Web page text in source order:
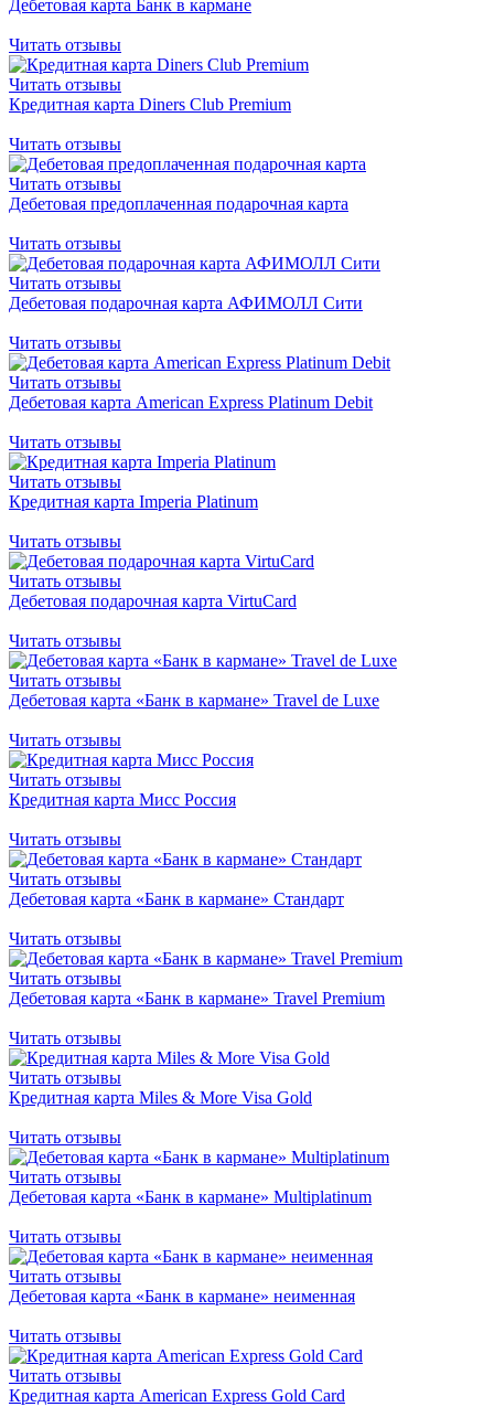
Дебетовая карта Банк в кармане
Читать отзывы
Читать отзывы
Кредитная карта Diners Club Premium
Читать отзывы
Читать отзывы
Дебетовая предоплаченная подарочная карта
Читать отзывы
Читать отзывы
Дебетовая подарочная карта АФИМОЛЛ Сити
Читать отзывы
Читать отзывы
Дебетовая карта American Express Platinum Debit
Читать отзывы
Читать отзывы
Кредитная карта Imperia Platinum
Читать отзывы
Читать отзывы
Дебетовая подарочная карта VirtuCard
Читать отзывы
Читать отзывы
Дебетовая карта «Банк в кармане» Travel de Luxe
Читать отзывы
Читать отзывы
Кредитная карта Мисс Россия
Читать отзывы
Читать отзывы
Дебетовая карта «Банк в кармане» Стандарт
Читать отзывы
Читать отзывы
Дебетовая карта «Банк в кармане» Travel Premium
Читать отзывы
Читать отзывы
Кредитная карта Miles & More Visa Gold
Читать отзывы
Читать отзывы
Дебетовая карта «Банк в кармане» Multiplatinum
Читать отзывы
Читать отзывы
Дебетовая карта «Банк в кармане» неименная
Читать отзывы
Читать отзывы
Кредитная карта American Express Gold Card